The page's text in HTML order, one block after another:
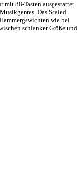
mit 88-Tasten ausgestattet
Das Scaled
wie bei
schlanker Größe und